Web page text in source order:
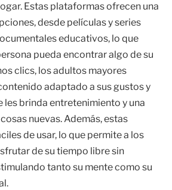
Estas plataformas ofrecen una
desde películas y series
educativos, lo que
pueda encontrar algo de su
clics, los adultos mayores
adaptado a sus gustos y
les brinda entretenimiento y una
nuevas. Además, estas
de usar, lo que permite a los
de su tiempo libre sin
tanto su mente como su